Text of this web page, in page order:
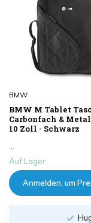
BMW
BMW M Tablet
Carbonfach &
10 Zoll - Schwarz
Auf Lager
Anmelden, um